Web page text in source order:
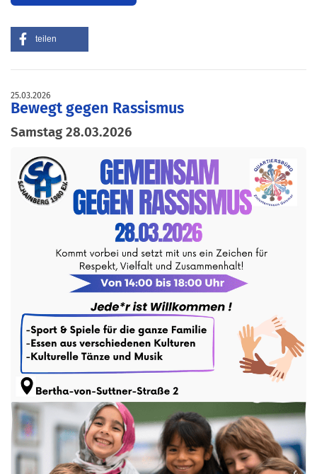
teilen
25.03.2026
Bewegt gegen Rassismus
Samstag 28.03.2026